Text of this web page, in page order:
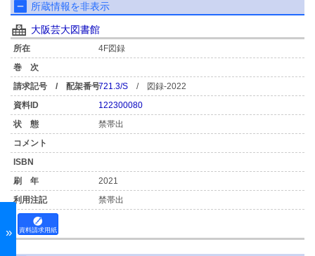
»
所蔵情報を非表示
大阪芸大図書館
4F図録
721.3/S / 図録-2022
122300080
禁帯出
2021
禁帯出
資料請求用紙